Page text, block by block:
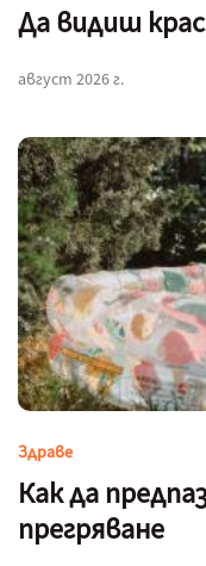
Да видиш
август 2026 г.
Здраве
Как да
прегряване